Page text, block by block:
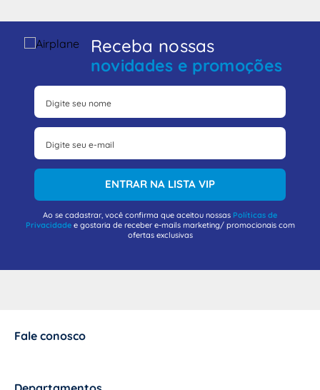
Receba nossas
novidades e promoções
ENTRAR NA LISTA VIP
Ao se cadastrar, você confirma que aceitou nossas Políticas de
Privacidadee gostaria de receber e-mails marketing/ promocionais com
ofertas exclusivas
Fale conosco